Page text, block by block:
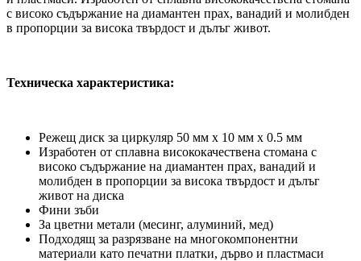
с високо съдържание на диамантен прах, ванадий и молибден
в пропорции за висока твърдост и дълъг живот.
Техническа характеристика:
Режещ диск за циркуляр 50 мм x 10 мм x 0.5 мм
Изработен от сплавна висококачествена стомана с
високо съдържание на диамантен прах, ванадий и
молибден в пропорции за висока твърдост и дълъг
живот на диска
Фини зъби
За цветни метали (месинг, алуминий, мед)
Подходящ за разрязване на многокомпонентни
материали като печатни платки, дърво и пластмаси